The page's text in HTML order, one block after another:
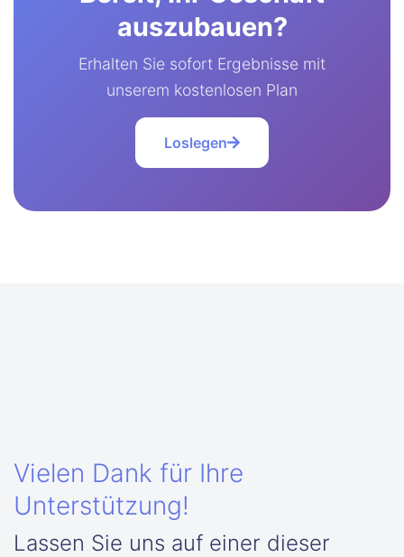
auszubauen?
Erhalten Sie sofort Ergebnisse mit
unserem kostenlosen Plan
Loslegen
Vielen Dank für Ihre
Unterstützung!
Lassen Sie uns auf einer dieser